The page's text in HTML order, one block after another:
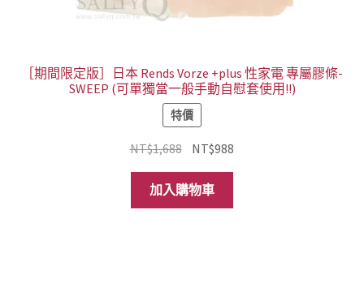
［期間限定版］日本 Rends Vorze +plus 性家電 專屬膠條-
SWEEP (可單獨當一般手動自慰套使用!!)
特價
NT$1,688 原
價
格：
NT$988
加入購物車